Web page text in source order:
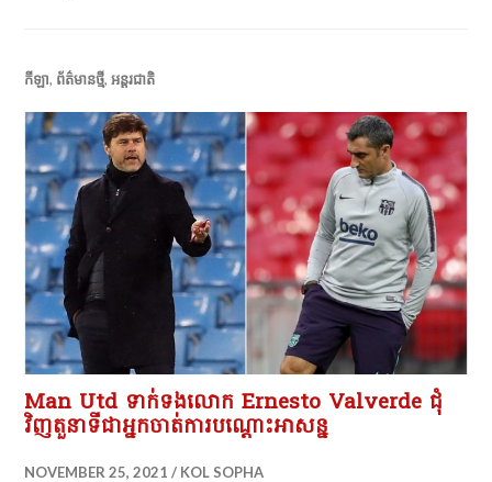
កីឡា, ព័ត៌មានថ្មី,អន្តរជាតិ
Man Utd ទាក់ទងលោក Ernesto Valverde ជុំ
វិញតួនាទីជាអ្នកចាត់ការបណ្តោះអាសន្ន
NOVEMBER 25, 2021 KOL SOPHA